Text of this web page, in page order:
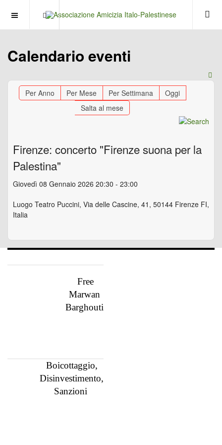
OFF CANVAS
Calendario eventi
Per Anno Per Mese Per Settimana
Oggi
Salta al mese
Firenze: concerto "Firenze suona per la
Palestina"
Giovedì 08 Gennaio 2026 20:30 - 23:00
Luogo Teatro Puccini, Via delle Cascine, 41, 50144 Firenze FI,
Italia
Free
Marwan
Barghouti
Boicottaggio,
Disinvestimento,
Sanzioni